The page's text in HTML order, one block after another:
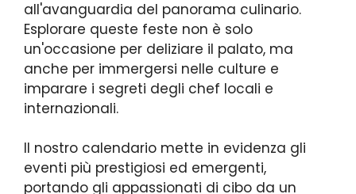
all'avanguardia del panorama culinario.
Esplorare queste feste non è solo
un'occasione per deliziare il palato, ma
anche per immergersi nelle culture e
imparare i segreti degli chef locali e
internazionali.
Il nostro calendario mette in evidenza gli
eventi più prestigiosi ed emergenti,
portando gli appassionati di cibo da un